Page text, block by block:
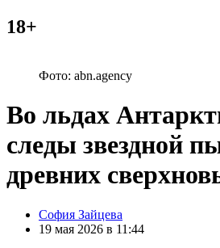
18+
Фото: abn.agency
Во льдах
следы звездной
древних
Posted
by
София Зайцева
19 мая 2026 в 11:44